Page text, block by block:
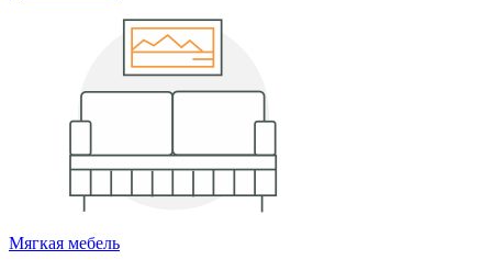
Мягкая мебель